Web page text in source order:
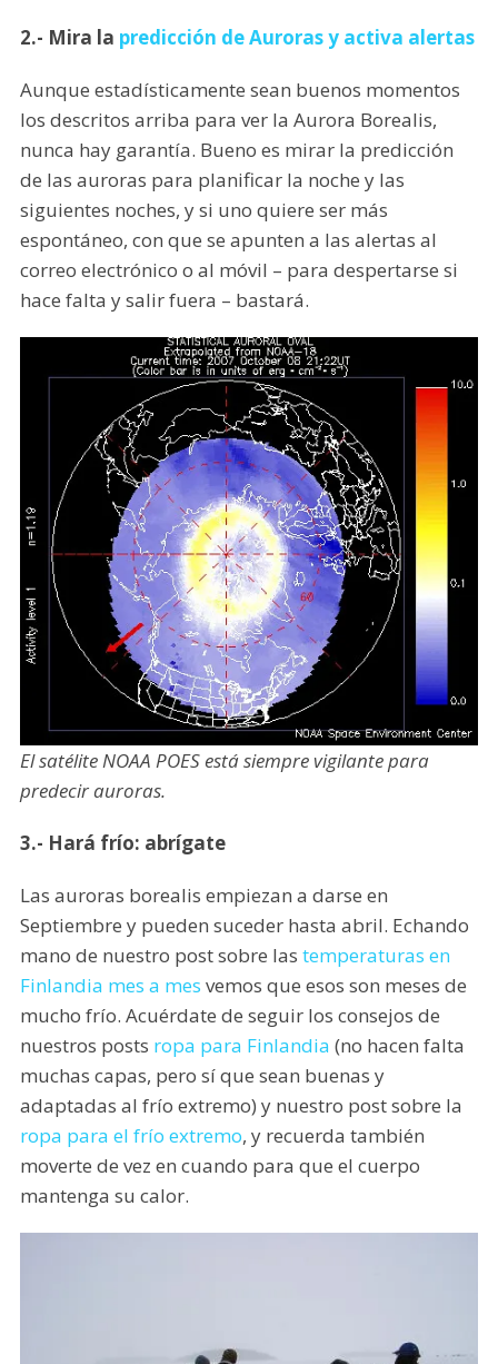
2.- Mira la predicción de Auroras y activa alertas
Aunque estadísticamente sean buenos momentos
los descritos arriba para ver la Aurora Borealis,
nunca hay garantía. Bueno es mirar la predicción
de las auroras para planificar la noche y las
siguientes noches, y si uno quiere ser más
espontáneo, con que se apunten a las alertas al
correo electrónico o al móvil – para despertarse si
hace falta y salir fuera – bastará.
El satélite NOAA POES está siempre vigilante para
predecir auroras.
3.- Hará frío: abrígate
Las auroras borealis empiezan a darse en
Septiembre y pueden suceder hasta abril. Echando
mano de nuestro post sobre las temperaturas en
Finlandia mes a mes vemos que esos son meses de
mucho frío. Acuérdate de seguir los consejos de
nuestros posts ropa para Finlandia (no hacen falta
muchas capas, pero sí que sean buenas y
adaptadas al frío extremo) y nuestro post sobre la
ropa para el frío extremo, y recuerda también
moverte de vez en cuando para que el cuerpo
mantenga su calor.